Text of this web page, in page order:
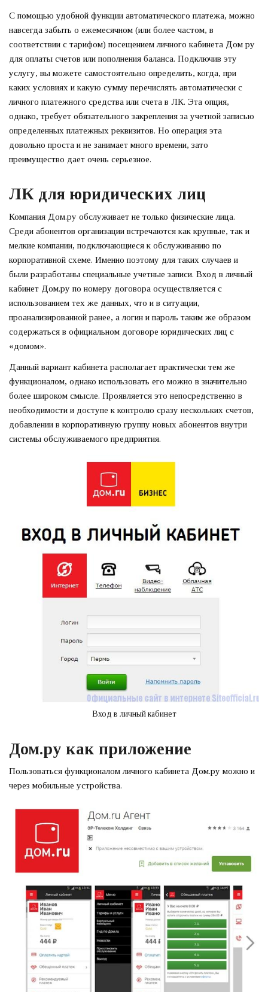
С помощью удобной функции автоматического платежа, можно
навсегда забыть о ежемесячном (или более частом, в
соответствии с тарифом) посещением личного кабинета Дом ру
для оплаты счетов или пополнения баланса. Подключив эту
услугу, вы можете самостоятельно определить, когда, при
каких условиях и какую сумму перечислять автоматически с
личного платежного средства или счета в ЛК. Эта опция,
однако, требует обязательного закрепления за учетной записью
определенных платежных реквизитов. Но операция эта
довольно проста и не занимает много времени, зато
преимущество дает очень серьезное.
ЛК для юридических лиц
Компания Дом.ру обслуживает не только физические лица.
Среди абонентов организации встречаются как крупные, так и
мелкие компании, подключающиеся к обслуживанию по
корпоративной схеме. Именно поэтому для таких случаев и
были разработаны специальные учетные записи. Вход в личный
кабинет Дом.ру по номеру договора осуществляется с
использованием тех же данных, что и в ситуации,
проанализированной ранее, а логин и пароль таким же образом
содержаться в официальном договоре юридических лиц с
«домом».
Данный вариант кабинета располагает практически тем же
функционалом, однако использовать его можно в значительно
более широком смысле. Проявляется это непосредственно в
необходимости и доступе к контролю сразу нескольких счетов,
добавлении в корпоративную группу новых абонентов внутри
системы обслуживаемого предприятия.
Вход в личный кабинет
Дом.ру как приложение
Пользоваться функционалом личного кабинета Дом.ру можно и
через мобильные устройства.